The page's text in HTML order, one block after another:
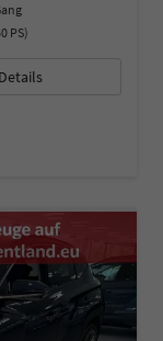
PS)
Details